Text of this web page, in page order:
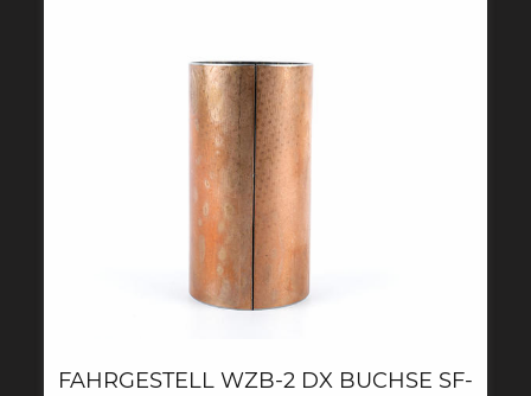
FAHRGESTELL WZB-2 DX BUCHSE SF-